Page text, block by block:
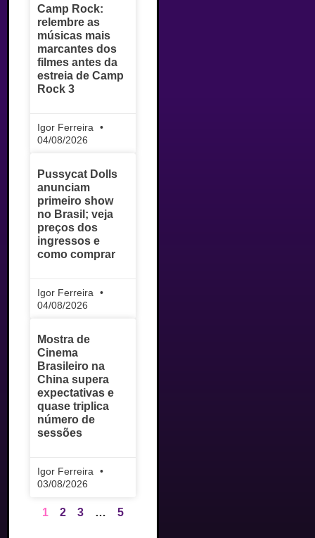
Camp Rock:
relembre as
músicas mais
marcantes dos
filmes antes da
estreia de Camp
Rock 3
Igor Ferreira
04/08/2026
Pussycat Dolls
anunciam
primeiro show
no Brasil; veja
preços dos
ingressos e
como comprar
Igor Ferreira
04/08/2026
Mostra de
Cinema
Brasileiro na
China supera
expectativas e
quase triplica
número de
sessões
Igor Ferreira
03/08/2026
1 2 3 … 5